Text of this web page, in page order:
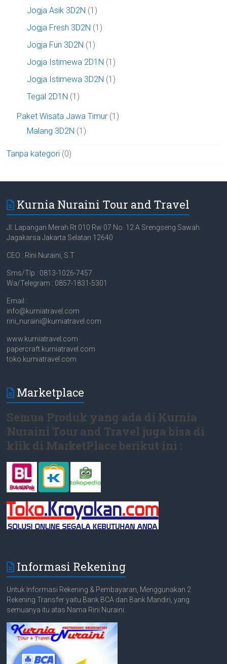
Jogja Asik 3D2N (1)
Jogja Fresh 3D2N (1)
Jogja Fun 3D2N (1)
Jogja Istimewa 2D1N (1)
Jogja Istimewa 3D2N (1)
Tegal 2D1N (1)
Paket Wisata Jawa Timur (1)
Malang 3D2N (1)
Tanpa kategori (0)
Kurnia Nuraini Tour and Travel
Jl. Lapangan Merah Rt 010 Rw 07 No. 12 A Srengseng Sawah
Jagakarsa Jakarta Selatan 12640
CEO : Rini Nuraini, S.T
Sms/Tlp : 0813-1026-7457
Wa/Telegram : 0857-1831-5301
Email :
info@kurniatravel.com
rini_nuraini@kurniatravel.com
www.kurniatravel.com
papercraft.kurniatravel.com
toko.kurniatravel.com
Marketplace
Semua Produk yang ada di Kurnia
Nuraini Tour and Travel juga bisa di
klik di MarketPlace berikut ini :
Informasi Rekening
Untuk Informasi Rekening & Pembayaran, Menggunakan 2
Rekening Transfer yaitu Bank BCA dan Bank Mandiri, yang
semuanya itu atas Nama Rini Nuraini.